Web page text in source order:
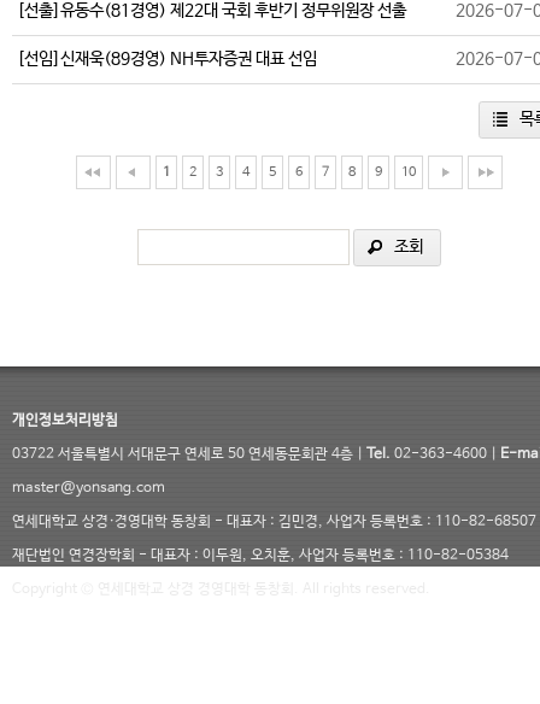
[선출]유동수(81경영) 제22대 국회 후반기 정무위원장 선출 2026-07-
[선임]신재욱(89경영) NH투자증권 대표 선임 2026-07-
목
1 2 3 4 5 6 7 8 9 10
조회
개인정보처리방침
03722 서울특별시 서대문구 연세로 50 연세동문회관 4층 | Tel. 02-363-4600 |
E-
master@yonsang.com
연세대학교 상경·경영대학 동창회 - 대표자 : 김민경, 사업자 등록번호 : 110-82-68507
재단법인 연경장학회 - 대표자 : 이두원, 오치훈, 사업자 등록번호 : 110-82-05384